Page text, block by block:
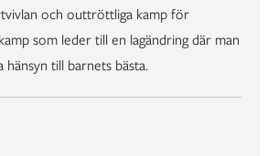
och outtröttliga kamp för
som leder till en lagändring där man
till barnets bästa.